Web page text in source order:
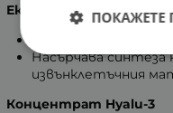
Екстракт от Лилаво
Насърчава синтеза
извънклетъчния
Концентрат Hyalu-3
ПОКАЖЕТЕ